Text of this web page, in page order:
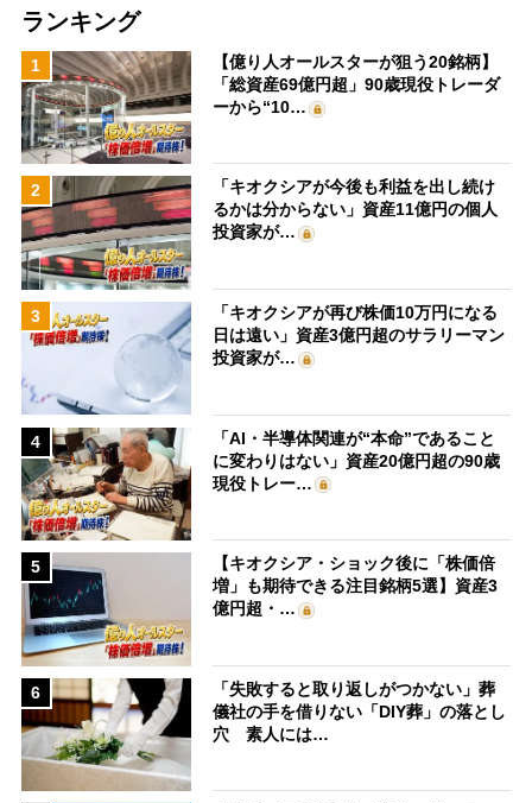
ランキング
1
【億り人オールスターが狙う20銘柄】
「総資産69億円超」90歳現役トレーダ
ーから“10…
2
「キオクシアが今後も利益を出し続け
るかは分からない」資産11億円の個人
投資家が…
3
「キオクシアが再び株価10万円になる
日は遠い」資産3億円超のサラリーマン
投資家が…
4
「AI・半導体関連が“本命”であること
に変わりはない」資産20億円超の90歳
現役トレー…
5
【キオクシア・ショック後に「株価倍
増」も期待できる注目銘柄5選】資産3
億円超・…
6
「失敗すると取り返しがつかない」葬
儀社の手を借りない「DIY葬」の落とし
穴 素人には…